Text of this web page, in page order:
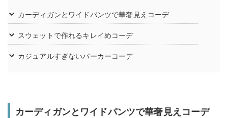
カーディガンとワイドパンツで華奢見えコーデ
スウェットで作れるキレイめコーデ
カジュアルすぎないパーカーコーデ
カーディガンとワイドパンツで華奢見えコーデ